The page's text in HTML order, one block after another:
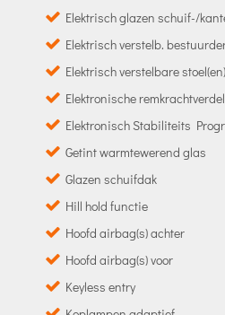
Elektrisch glazen schuif-/
Elektrisch verstelb.
Elektrisch verstelbare
Elektronische
Elektronisch Stabiliteits
Getint warmtewerend glas
Glazen schuifdak
Hill hold functie
Hoofd airbag(s) achter
Hoofd airbag(s) voor
Keyless entry